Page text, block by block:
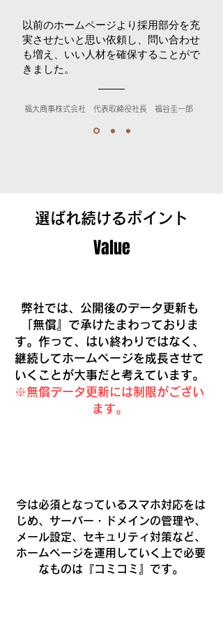
以前のホームページより採用部分を充
実させたいと思い依頼し、問い合わせ
も増え、いい人材を確保することがで
きました。
福大商事株式会社 代表取締役社長 福谷圭一郎
​選ばれ続けるポイント
Value
弊社では、公開後のデータ更新も
無償 』で承けたまわっておりま
す。作って、はい終わりではなく、
継続してホームページを成長させて
いくことが大事だと考えています。
​※無償データ更新には制限がござい
ます。
今は必須となっているスマホ対応をは
じめ、サーバー・ドメインの管理や、
メール設定、セキュリティ対策など、
ホームページを運用していく上で必要
なものは『コミコミ 』です。